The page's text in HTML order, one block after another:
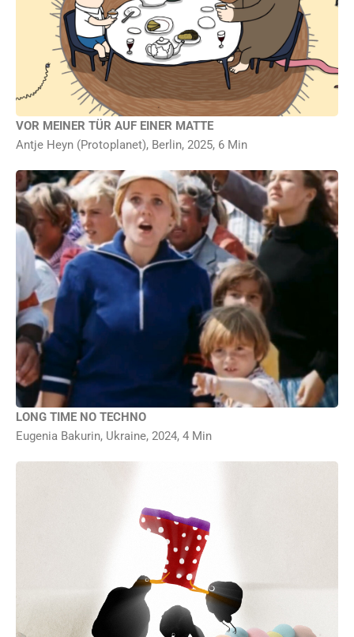
überall – laut, nervig, voller Leben. Als sie plötzlich verschwindet, wird ihm klar: Es war
noch nie so ruhig in der Wohnung – und so leer.
VOR MEINER TÜR AUF EINER MATTE
Antje Heyn (Protoplanet), Berlin, 2025, 6 Min
Kinder, die zusammen Musik machen, Familien, die Kettenkarussell fahren. Eine
Gruppe an Arbeitenden am Fließband, die dabei rhythmisch tanzt. Und Menschen,
die mit Stofftieren spielen und so tun, als seien es echte Haustiere. Dies war Teil eines
sowjetischen Fernsehprogramms für Kinder in den 1970er und 1980er Jahren. Das
Material stammt aus dem Archiv des Odesa Film Studios.
LONG TIME NO TECHNO
Eugenia Bakurin, Ukraine, 2024, 4 Min
In einer kleinen Gemeinschaft, die auf Vogelkot aufgebaut ist, löst ein mysteriöses
Objekt eine Revolution aus – Fortschritt hat einen überraschenden Preis.
Deutschlandpremiere